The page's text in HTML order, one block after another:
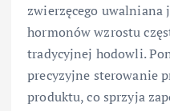
zwierzęcego
hormonów wzrostu
tradycyjnej hodowli.
precyzyjne sterowanie
produktu, co sprzyja